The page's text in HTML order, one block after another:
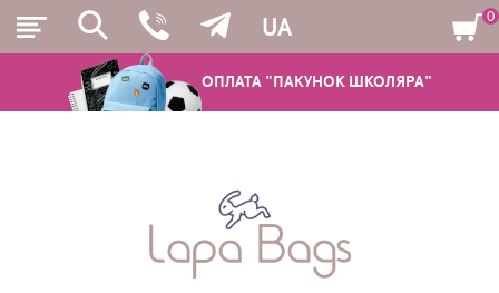
ОПЛАТА "ПАКУНОК ШКОЛЯРА"
UA
ШКІЛЬНІ РЮКЗАКИ ТА РАНЦІ
0